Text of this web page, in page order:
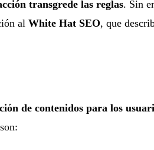
transgrede las reglas. Sin
al White Hat SEO, que
de contenidos para los